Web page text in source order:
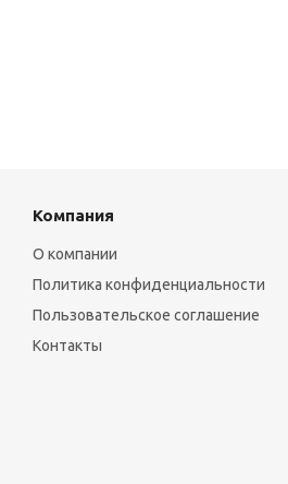
Компания
О компании
Политика конфиденциальности
Пользовательское соглашение
Контакты